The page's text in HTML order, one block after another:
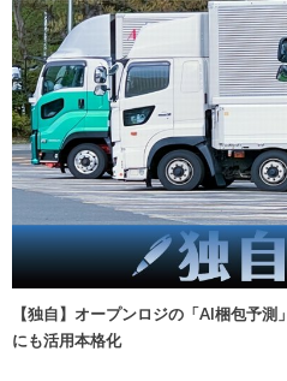
【独自】オープンロジの「AI梱包予
にも活用本格化